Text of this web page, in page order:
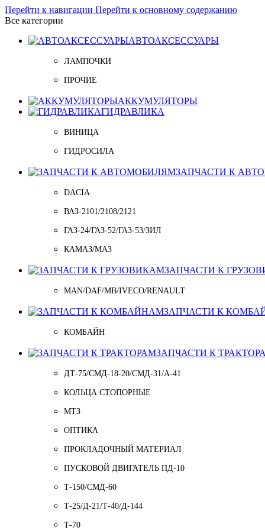
Перейти к навигации Перейти к основному содержанию
Все категории
АВТОАКСЕССУАРЫ
ЛАМПОЧКИ
ПРОЧИЕ
АККУМУЛЯТОРЫ
ГИДРАВЛИКА
ВИНИЦА
ГИДРОСИЛА
ЗАПЧАСТИ К
DACIA
ВАЗ-2101/2108/2121
ГАЗ-24/ГАЗ-52/ГАЗ-53/ЗИЛ
КАМАЗ/МАЗ
ЗАПЧАСТИ К
MAN/DAF/MB/IVECO/RENAULT
ЗАПЧАСТИ К
КОМБАЙН
ЗАПЧАСТИ К
ДТ-75/СМД-18-20/СМД-31/A-41
КОЛЬЦА СТОПОРНЫЕ
МТЗ
ОПТИКА
ПРОКЛАДОЧНЫЙ МАТЕРИАЛ
ПУСКОВОЙ ДВИГАТЕЛЬ ПД-10
Т-150/СМД-60
Т-25/Д-21/Т-40/Д-144
Т-70